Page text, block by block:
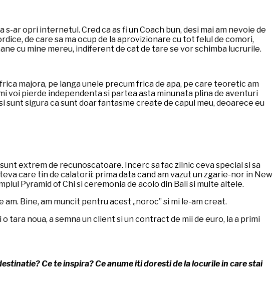
ar opri internetul. Cred ca as fi un Coach bun, desi mai am nevoie de
de care sa ma ocup de la aprovizionare cu tot felul de comori,
cu mine mereu, indiferent de cat de tare se vor schimba lucrurile.
majora, pe langa unele precum frica de apa, pe care teoretic am
voi pierde independenta si partea asta minunata plina de aventuri
sigura ca sunt doar fantasme create de capul meu, deoarece eu
extrem de recunoscatoare. Incerc sa fac zilnic ceva special si sa
care tin de calatorii: prima data cand am vazut un zgarie-nor in New
Pyramid of Chi si ceremonia de acolo din Bali si multe altele.
Bine, am muncit pentru acest „noroc” si mi le-am creat.
tara noua, a semna un client si un contract de mii de euro, la a primi
Ce te inspira? Ce anume iti doresti de la locurile in care stai